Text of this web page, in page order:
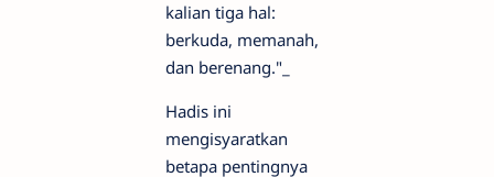
kalian tiga hal:
berkuda, memanah,
dan berenang."_
Hadis ini
mengisyaratkan
betapa pentingnya